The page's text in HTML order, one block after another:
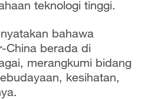
teknologi tinggi.
bahawa
China berada di
merangkumi bidang
kesihatan,